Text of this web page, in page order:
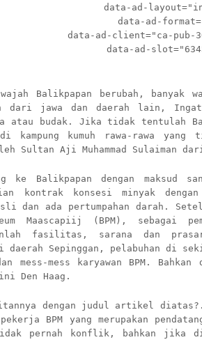
data-ad-
data-ad-
data-ad-client="ca-pub-
data-ad-
Balikpapan berubah, banyak
dari jawa dan daerah lain,
atau budak. Jika tidak tentulah
kampung kumuh rawa-rawa
Sultan Aji Muhammad Sulaiman
ke Balikpapan dengan maksud
kontrak konsesi minyak
asli dan ada pertumpahan darah.
Maascapiij (BPM), sebagai
fasilitas, sarana dan
daerah Sepinggan, pelabuhan di
mess-mess karyawan BPM.
Den Haag.
dengan judul artikel diatas?.
BPM yang merupakan
pernah konflik, bahkan jika